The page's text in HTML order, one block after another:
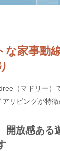
な家事動
（マドリー）
リビングが特徴
開放感ある